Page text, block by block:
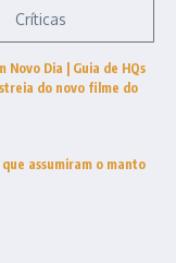
Críticas
Novo Dia | Guia de HQs
do novo filme do
que assumiram o manto